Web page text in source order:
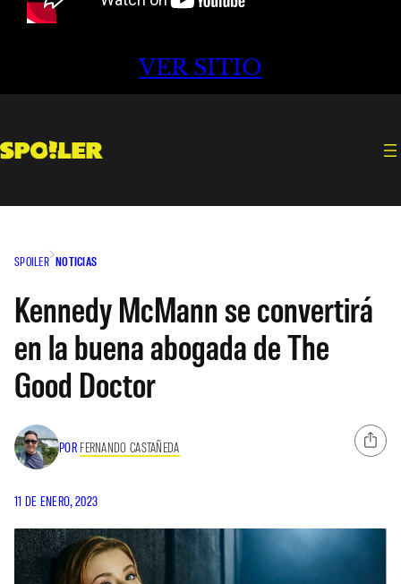
VER SITIO
SPOILER NOTICIAS
Kennedy McMann se convertirá
en la buena abogada de The
Good Doctor
POR FERNANDO CASTAÑEDA
11 DE ENERO, 2023